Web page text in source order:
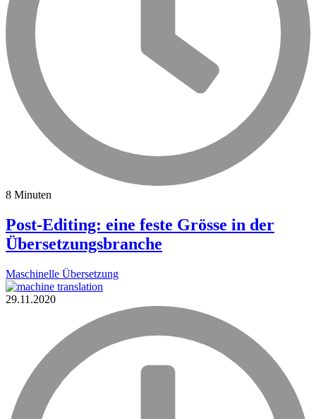
8 Minuten
Post-Editing: eine feste Grösse in der
Übersetzungsbranche
Maschinelle Übersetzung
29.11.2020